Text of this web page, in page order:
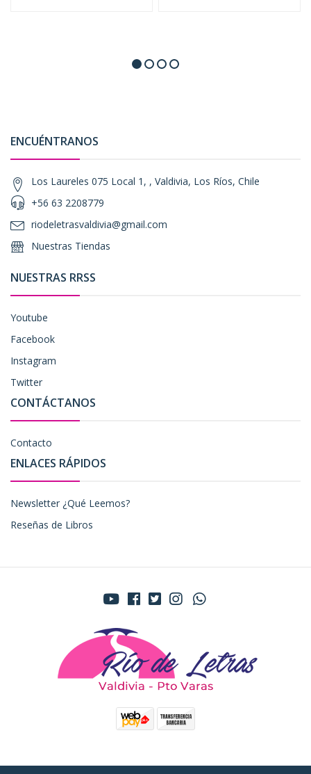
ENCUÉNTRANOS
Los Laureles 075 Local 1, , Valdivia, Los Ríos, Chile
+56 63 2208779
riodeletrasvaldivia@gmail.com
Nuestras Tiendas
NUESTRAS RRSS
Youtube
Facebook
Instagram
Twitter
CONTÁCTANOS
Contacto
ENLACES RÁPIDOS
Newsletter ¿Qué Leemos?
Reseñas de Libros